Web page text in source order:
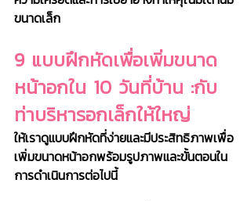
ขนาดเล็ก
9 แบบฝึกหัดเพื่อเพิ่มขนาด
หน้าอกใน 10 วันที่บ้าน :กับ
ท่าบริหารอกเล็กให้ใหญ่
ให้เราดูแบบฝึกหัดที่ง่ายและมีประสิทธิภาพเพื่อ
เพิ่มขนาดหน้าอกพร้อมรูปภาพและขั้นตอนใน
การดำเนินการต่อไปนี้